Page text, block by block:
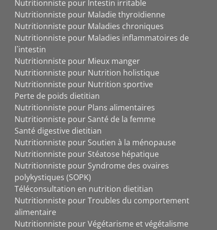
Nutritionniste pour Intestin irritable
Nutritionniste pour Maladie thyroïdienne
Nutritionniste pour Maladies chroniques
Nutritionniste pour Maladies inflammatoires de
l`intestin
Nutritionniste pour Mieux manger
Nutritionniste pour Nutrition holistique
Nutritionniste pour Nutrition sportive
Perte de poids dietitian
Nutritionniste pour Plans alimentaires
Nutritionniste pour Santé de la femme
Santé digestive dietitian
Nutritionniste pour Soutien à la ménopause
Nutritionniste pour Stéatose hépatique
Nutritionniste pour Syndrome des ovaires
polykystiques (SOPK)
Téléconsultation en nutrition dietitian
Nutritionniste pour Troubles du comportement
alimentaire
Nutritionniste pour Végétarisme et végétalisme